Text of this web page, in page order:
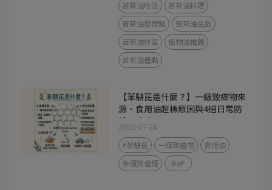
苦茶油吃法
苦茶油料理
苦茶油發煙點
苦茶油生飲
苦茶油炒菜
植物油推薦
苦茶油優點
【苯駢芘是什麼？】一級致癌物來
源、食用油超標原因與4招日常防
護全攻略
2026-07-24
#苯駢芘 一級致癌物
食用油
多環芳香烴
BaP